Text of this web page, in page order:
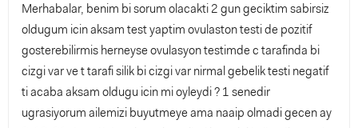
Merhabalar, benim bi sorum olacakti 2 gun geciktim sabirsiz
oldugum icin aksam test yaptim ovulaston testi de pozitif
gosterebilirmis herneyse ovulasyon testimde c tarafinda bi
cizgi var ve t tarafi silik bi cizgi var nirmal gebelik testi negatif
ti acaba aksam oldugu icin mi oyleydi ? 1 senedir
ugrasiyorum ailemizi buyutmeye ama naaip olmadi gecen ay